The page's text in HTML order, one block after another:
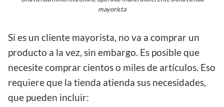
mayorista
Si es un cliente mayorista, no va a comprar un
producto a la vez, sin embargo. Es posible que
necesite comprar cientos o miles de artículos. Eso
requiere que la tienda atienda sus necesidades,
que pueden incluir: